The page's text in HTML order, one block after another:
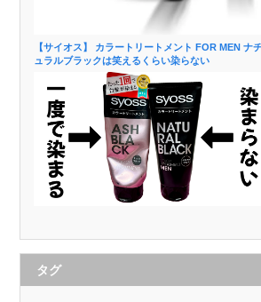
【サイオス】 カラートリートメント FOR MEN ナ
ュラルブラックは笑えるくらい染らない
タグ